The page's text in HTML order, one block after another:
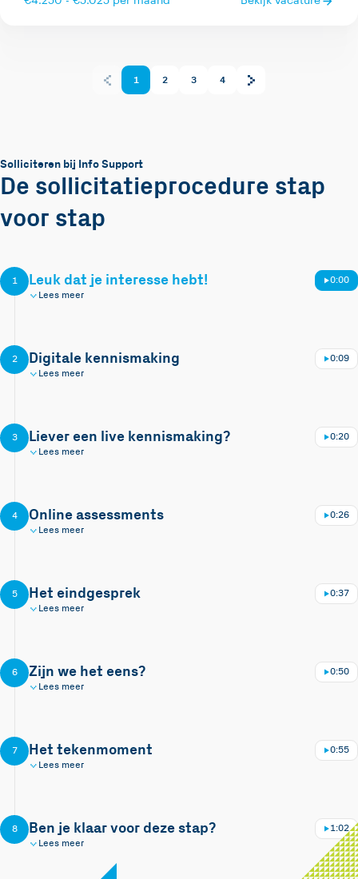
1 2 3 4
Solliciteren bij Info Support
De sollicitatieprocedure stap
voor stap
1 Leuk dat je interesse hebt!
0:00
Lees meer
2 Digitale kennismaking
0:09
Lees meer
3 Liever een live kennismaking?
0:20
Lees meer
4 Online assessments
0:26
Lees meer
5 Het eindgesprek
0:37
Lees meer
6 Zijn we het eens?
0:50
Lees meer
7 Het tekenmoment
0:55
Lees meer
8 Ben je klaar voor deze stap?
1:02
Lees meer
Leuk dat je interesse hebt!
0:00 · stap 1 van 8